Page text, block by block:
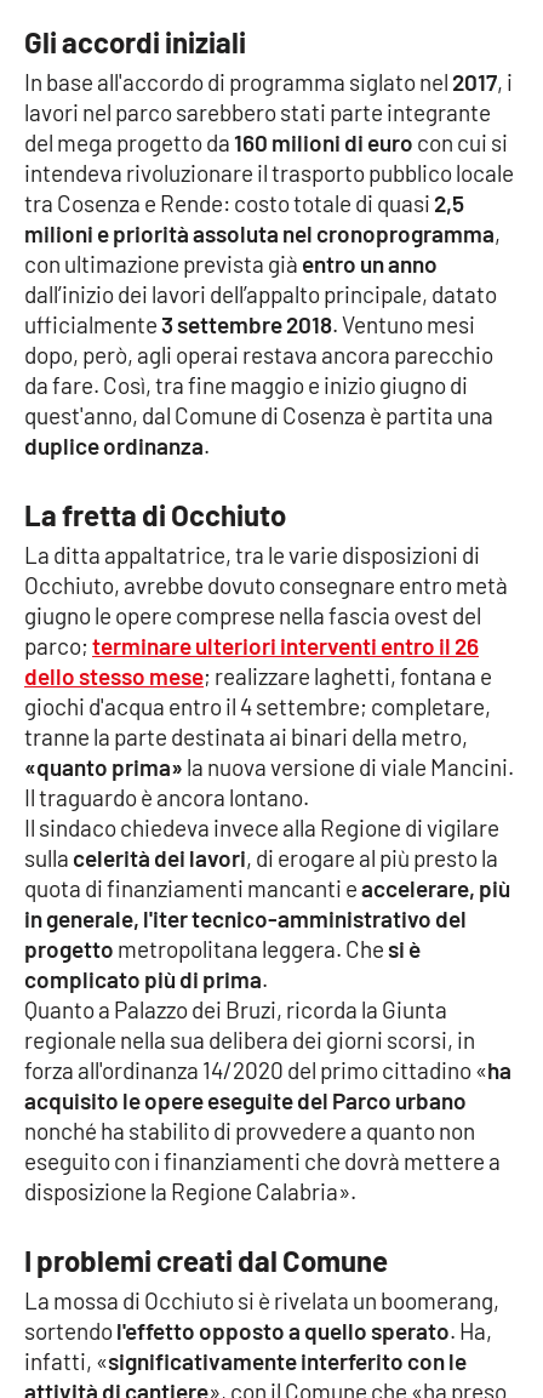
Società
Sport
RUBRICHE
Good Morning Vietnam
Parchi Marini Calabria
Leggendo Alvaro insieme
Imprese Di Calabria
Le perfidie di Antonella Grippo
Venti di comunicazione
STREAMING
LaC TV
LaC Network
LaC OnAir
EDIZIONI
LOCALI
Catanzaro
Crotone
Vibo Valentia
Reggio Calabria
Cosenza
Lamezia Terme
Gli accordi iniziali
In base all'accordo di programma siglato nel 2017, i
lavori nel parco sarebbero stati parte integrante
del mega progetto da160 milioni di euro con cui si
intendeva rivoluzionare il trasporto pubblico locale
tra Cosenza e Rende: costo totale di quasi 2,5
milioni e priorità assoluta nel cronoprogramma,
con ultimazione prevista già entro un anno
dall’inizio dei lavori dell’appalto principale, datato
ufficialmente3 settembre 2018. Ventuno mesi
dopo, però, agli operai restava ancora parecchio
da fare. Così, tra fine maggio e inizio giugno di
quest'anno, dal Comune di Cosenza è partita una
duplice ordinanza.
La fretta di Occhiuto
La ditta appaltatrice, tra le varie disposizioni di
Occhiuto, avrebbe dovuto consegnare entro metà
giugno le opere comprese nella fascia ovest del
parco; terminare ulteriori interventi entro il 26
dello stesso mese; realizzare laghetti, fontana e
giochi d'acqua entro il 4 settembre; completare,
tranne la parte destinata ai binari della metro,
«quanto prima» la nuova versione di viale Mancini.
Il traguardo è ancora lontano.
Il sindaco chiedeva invece alla Regione di vigilare
sulla celerità dei lavori, di erogare al più presto la
quota di finanziamenti mancanti eaccelerare, più
in generale, l'iter tecnico-amministrativo del
progetto metropolitana leggera. Chesi è
complicato più di prima.
Quanto a Palazzo dei Bruzi, ricorda la Giunta
regionale nella sua delibera dei giorni scorsi, in
forza all'ordinanza 14/2020 del primo cittadino «ha
acquisito le opere eseguite del Parco urbano
nonché ha stabilito di provvedere a quanto non
eseguito con i finanziamenti che dovrà mettere a
disposizione la Regione Calabria».
I problemi creati dal Comune
La mossa di Occhiuto si è rivelata un boomerang,
sortendol'effetto opposto a quello sperato. Ha,
infatti, «significativamente interferito con le
attività di cantiere», con il Comune che «ha preso